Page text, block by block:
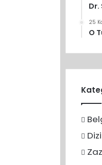
Dr.
25
O